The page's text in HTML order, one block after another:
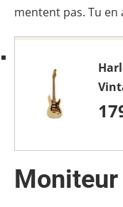
mentent pas. Tu
Moniteur